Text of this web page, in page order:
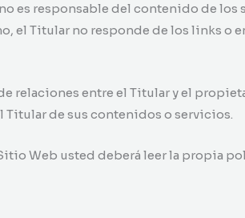
es responsable del contenido de los
el Titular no responde de los links o
relaciones entre el Titular y el
Titular de sus contenidos o servicios.
Web usted deberá leer la propia